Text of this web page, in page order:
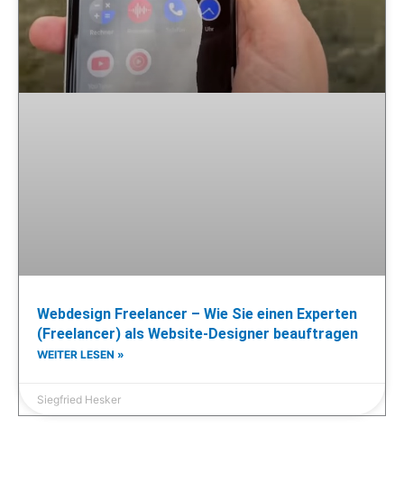
Webdesign Freelancer – Wie Sie einen Experten
(Freelancer) als Website-Designer beauftragen
WEITER LESEN »
Siegfried Hesker